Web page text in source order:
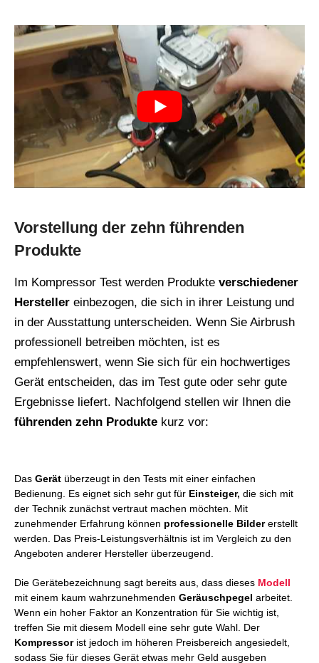
Vorstellung der zehn führenden
Produkte
Im Kompressor Test werden Produkte verschiedener
Hersteller einbezogen, die sich in ihrer Leistung und
in der Ausstattung unterscheiden. Wenn Sie Airbrush
professionell betreiben möchten, ist es
empfehlenswert, wenn Sie sich für ein hochwertiges
Gerät entscheiden, das im Test gute oder sehr gute
Ergebnisse liefert. Nachfolgend stellen wir Ihnen die
führenden zehn Produkte kurz vor:
Das Gerät überzeugt in den Tests mit einer einfachen
Bedienung. Es eignet sich sehr gut für Einsteiger, die sich mit
der Technik zunächst vertraut machen möchten. Mit
zunehmender Erfahrung können professionelle Bildererstellt
werden. Das Preis-Leistungsverhältnis ist im Vergleich zu den
Angeboten anderer Hersteller überzeugend.
Die Gerätebezeichnung sagt bereits aus, dass dieses Modell
mit einem kaum wahrzunehmenden Geräuschpegel arbeitet.
Wenn ein hoher Faktor an Konzentration für Sie wichtig ist,
treffen Sie mit diesem Modell eine sehr gute Wahl. Der
Kompressorist jedoch im höheren Preisbereich angesiedelt,
sodass Sie für dieses Gerät etwas mehr Geld ausgeben